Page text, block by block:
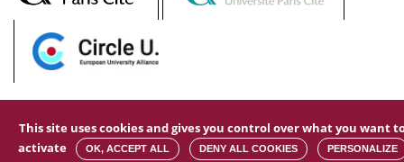
This site uses cookies and gives you control over what you want
activate
OK, ACCEPT ALL DENY ALL COOKIES PERSONALIZE